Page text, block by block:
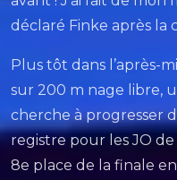
déclaré Finke après la
Plus tôt dans l’après-
sur 200 m nage libre,
cherche à progresser
registre pour les JO de
8e place de la finale en